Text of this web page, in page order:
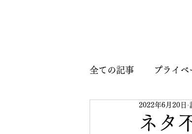
全ての記事 プライベ
スマホで始める
ネタ
2022年6月20日